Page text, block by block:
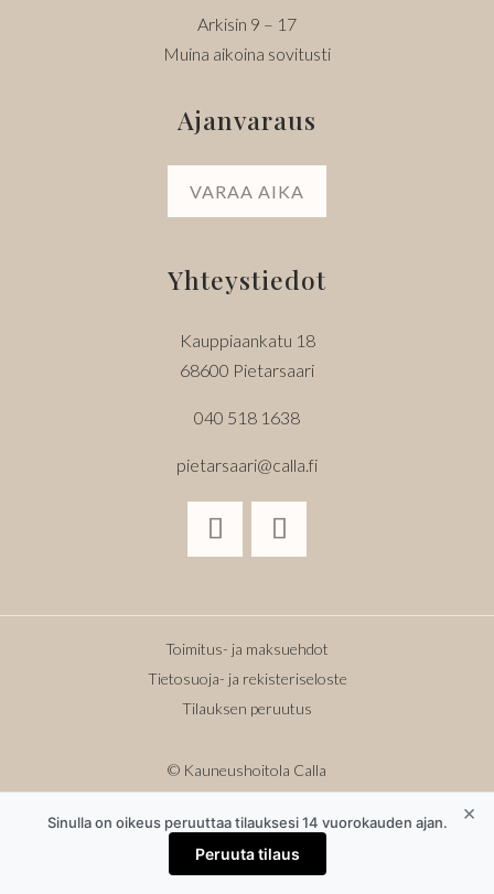
Arkisin 9 – 17
Muina aikoina sovitusti
Ajanvaraus
VARAA AIKA
Yhteystiedot
Kauppiaankatu 18
68600 Pietarsaari
040 518 1638
pietarsaari@calla.fi
Toimitus- ja maksuehdot
Tietosuoja- ja rekisteriseloste
Tilauksen peruutus
© Kauneushoitola Calla
Sisältötekstien kopioiminen ilman lupaa kielletty.
Sinulla on oikeus peruuttaa tilauksesi 14 vuorokauden ajan.
Peruuta tilaus
×